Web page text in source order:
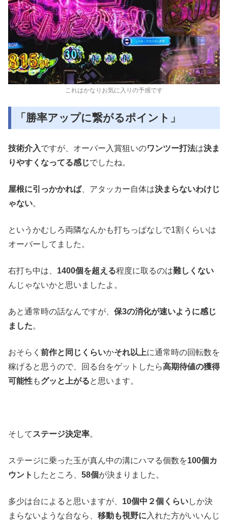
これはかなりお気に入りの予感です
「勝率アップに繋がるポイント」
技術介入ですが、オーバー入賞狙いのワンツー打法は決ま
りやすくなってる感じでしたね。
屋根に引っかかれば、アタッカー自体は決まらないわけじ
ゃない。
というかむしろ両隣なんかも打ちっぱなしで1割くらいは
オーバーしてました。
右打ち中は、 1400個を超える程度に取るのは難しくない
んじゃないかと思いましたよ。
あと通常時の話なんですが、 保3の消化が速いように感じ
ました。
おそらく 前作と同じくらいかそれ以上に通常時の回転数を
稼げると思うので、回る台をゲットしたら高期待値の獲得
可能性もグッと上がると思います。
そして ステージ決定率。
ステージに乗った玉が真ん中の溝にハマる個数を100個カ
ウント したところ、 58個が決まりました。
多少は台によると思いますが、 10個中２個くらいしか決
まらないような台なら、 移動も視野に 入れた方がいいんじ